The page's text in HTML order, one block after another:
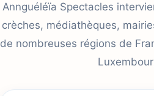
Annguéléïa Spectacles
crèches, médiathèques,
de nombreuses régions de